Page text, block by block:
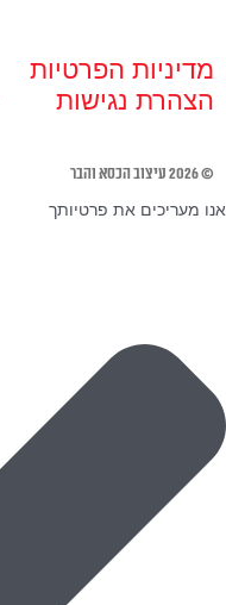
מדיניות הפרטיות
הצהרת נגישות
© 2026 עיצוב הכסא והבר
אנו מעריכים את פרטיותך